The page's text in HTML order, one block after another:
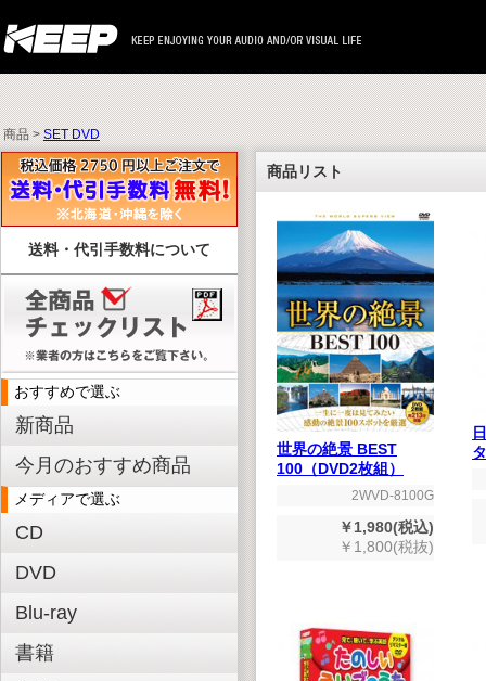
商品 >SET DVD
送料・代引手数料について
おすすめで選ぶ
新商品
今月のおすすめ商品
メディアで選ぶ
CD
DVD
Blu-ray
書籍
商品リスト
世界の絶景 BEST
100（DVD2枚組）
2WVD-8100G
￥1,980(税込)
￥1,800(税抜)